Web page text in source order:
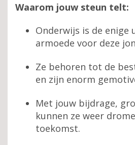
Waarom jouw steun telt:
Onderwijs is de enige
armoede voor deze
Ze behoren tot de
en zijn enorm
Met jouw bijdrage,
kunnen ze weer
toekomst.